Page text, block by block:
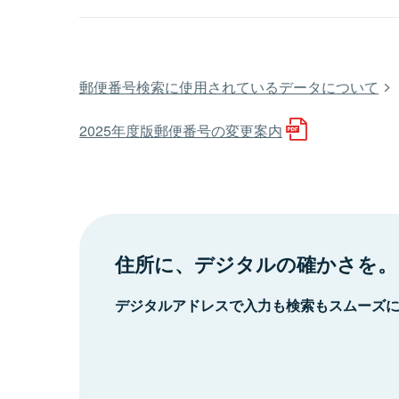
郵便番号検索に使用されているデータについて
2025年度版郵便番号の変更案内
住所に、デジタルの確かさを。
デジタルアドレスで入力も検索もスムーズ